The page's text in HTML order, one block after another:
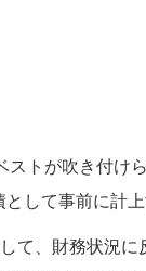
トが吹き付け
して事前に計上
て、財務状況